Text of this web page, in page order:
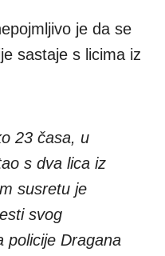
je da se
sastaje s licima iz
23 časa, u
s dva lica iz
susretu je
svog
policije Dragana